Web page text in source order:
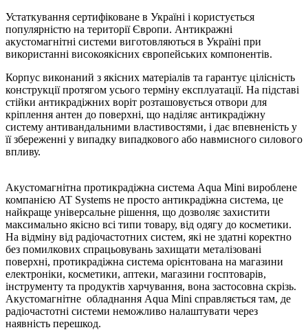
Устаткування сертифіковане в Україні і користується
популярністю на території Європи. Антикражні
акустомагнітні системи виготовляються в Україні при
використанні високоякісних європейських компонентів.
Корпус виконаний з якісних матеріалів та гарантує цілісність
конструкції протягом усього терміну експлуатації. На підставі
стійки антикрадіжних воріт розташовується отвори для
кріплення антен до поверхні, що наділяє антикрадіжну
систему антивандальними властивостями, і дає впевненість у
її збереженні у випадку випадкового або навмисного силового
впливу.
Акустомагнітна протикрадіжна система Aqua Mini вироблене
компанією AT Systems не просто антикрадіжна система, це
найкраще універсальне рішення, що дозволяє захистити
максимально якісно всі типи товару, від одягу до косметики.
На відміну від радіочастотних систем, які не здатні коректно
без помилкових спрацьовувань захищати металізовані
поверхні, протикрадіжна система орієнтована на магазини
електроніки, косметики, аптеки, магазини госптоварів,
інструменту та продуктів харчування, вона застосовна скрізь.
Акустомагнітне обладнання Aqua Mini справляється там, де
радіочастотні системи неможливо налаштувати через
наявність перешкод.